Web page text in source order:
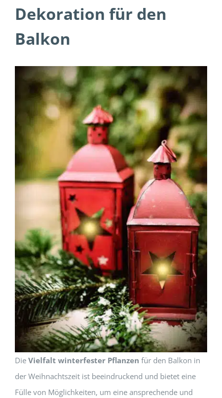
Dekoration für den
Balkon
Die Vielfalt winterfester Pflanzen für den Balkon in
der Weihnachtszeit ist beeindruckend und bietet eine
Fülle von Möglichkeiten, um eine ansprechende und